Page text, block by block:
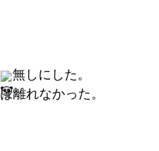
無しにした。
離れなかった。